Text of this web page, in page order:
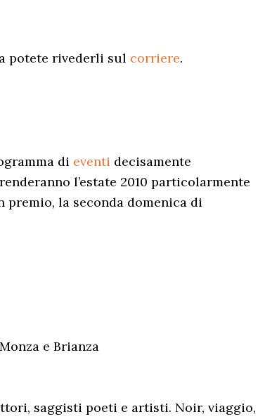
potete rivederli sul corriere.
di eventi decisamente
l’estate 2010 particolarmente
la seconda domenica di
e Brianza
saggisti poeti e artisti. Noir, viaggio,